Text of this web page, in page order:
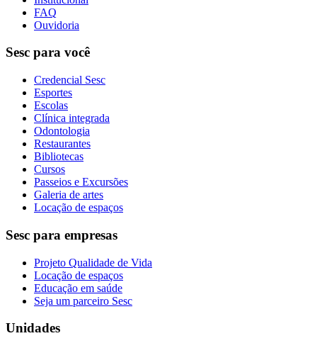
FAQ
Ouvidoria
Sesc para você
Credencial Sesc
Esportes
Escolas
Clínica integrada
Odontologia
Restaurantes
Bibliotecas
Cursos
Passeios e Excursões
Galeria de artes
Locação de espaços
Sesc para empresas
Projeto Qualidade de Vida
Locação de espaços
Educação em saúde
Seja um parceiro Sesc
Unidades